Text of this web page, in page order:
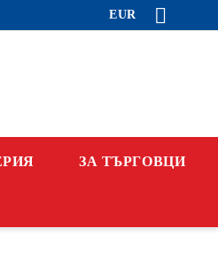
EUR
ЗА ТЪРГОВЦИ